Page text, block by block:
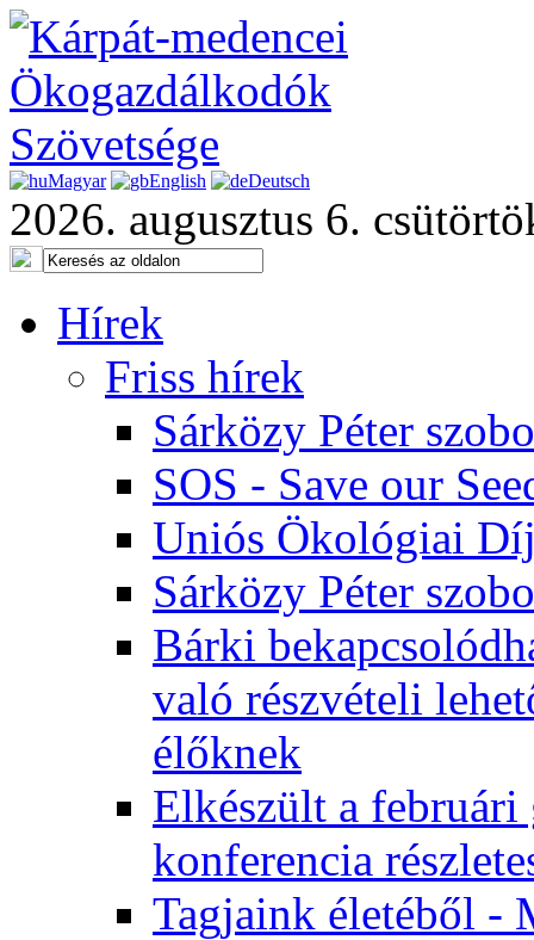
Magyar English Deutsch
2026. augusztus 6.
Hírek
Friss hírek
Sárközy Péter
SOS - Save our
Uniós Ökológiai
Sárközy Péter
Bárki
való részvételi
élőknek
Elkészült a
konferencia
Tagjaink életéből -